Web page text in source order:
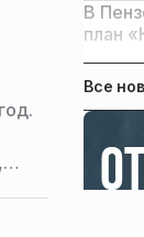
В
план
Все